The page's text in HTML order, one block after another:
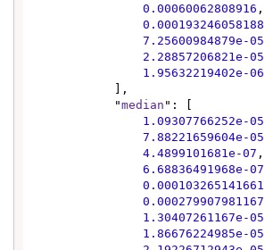
0.00060062808916 ,
0.000193246058188
7.25600984879e-05
2.28857206821e-05
1.95632219402e-06
            "
median ": [
1.09307766252e-05
7.88221659604e-05
4.4899101681e-07 ,
6.68836491968e-07
0.000103265141661
0.000279907981167
1.30407261167e-05
1.86676224985e-05